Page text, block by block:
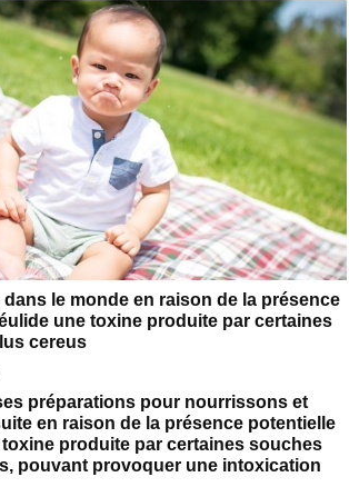
le monde en raison de la présence
une toxine produite par certaines
cereus
préparations pour nourrissons et
en raison de la présence potentielle
produite par certaines souches
pouvant provoquer une intoxication